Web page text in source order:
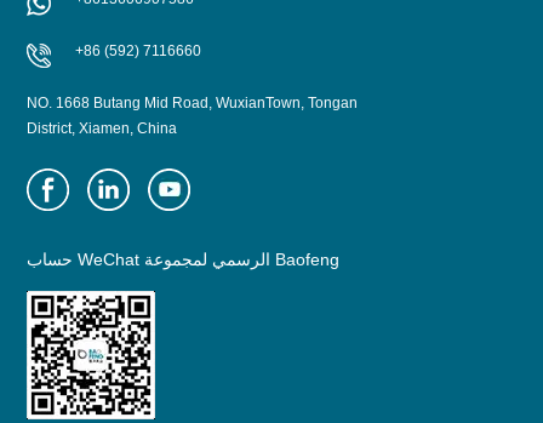
+86 (592) 7116660
NO. 1668 Butang Mid Road, WuxianTown, Tongan
District, Xiamen, China
حساب WeChat الرسمي لمجموعة Baofeng